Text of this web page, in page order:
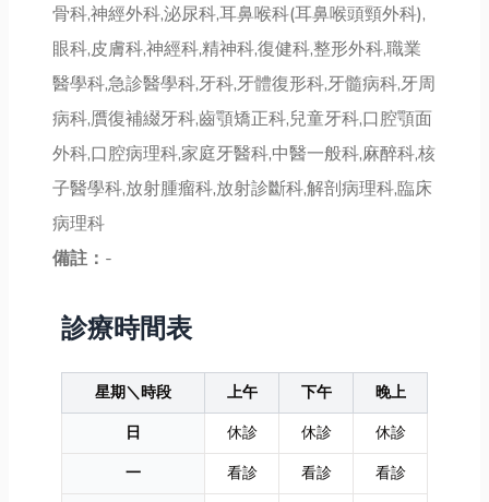
骨科,神經外科,泌尿科,耳鼻喉科(耳鼻喉頭頸外科),
眼科,皮膚科,神經科,精神科,復健科,整形外科,職業
醫學科,急診醫學科,牙科,牙體復形科,牙髓病科,牙周
病科,贋復補綴牙科,齒顎矯正科,兒童牙科,口腔顎面
外科,口腔病理科,家庭牙醫科,中醫一般科,麻醉科,核
子醫學科,放射腫瘤科,放射診斷科,解剖病理科,臨床
病理科
備註： -
診療時間表
星期＼時段 上午 下午
晚上
日
休診 休診
休診
一
看診 看診
看診